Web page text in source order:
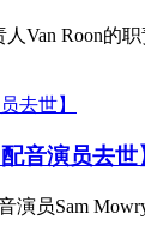
Van Roon的
音演员去世
演员Sam